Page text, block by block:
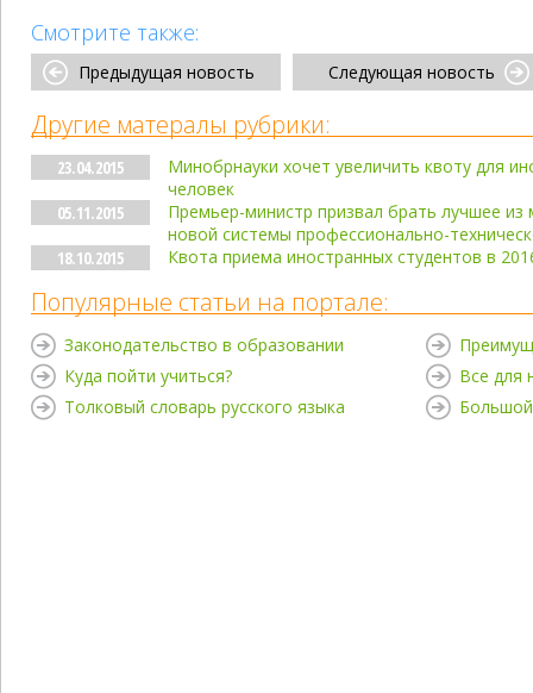
Смотрите также:
Предыдущая новость Следующая новость
Другие матералы рубрики:
23.04.2015
Минобрнауки хочет увеличить квоту для
человек
05.11.2015
Премьер-министр призвал брать лучшее из
новой системы профессионально-
18.10.2015
Квота приема иностранных студентов в
Популярные статьи на портале:
Законодательство в образовании
Куда пойти учиться?
Толковый словарь русского языка
Все для
Большой